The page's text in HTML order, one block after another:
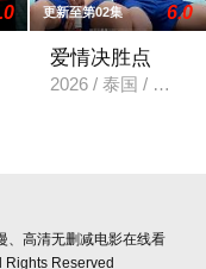
洛
一起找寻案件真相，冲
更新至第02集 6.0
爱情决胜点
2026 / 泰国 / 普罗
、高清无删减电影在线看
Reserved